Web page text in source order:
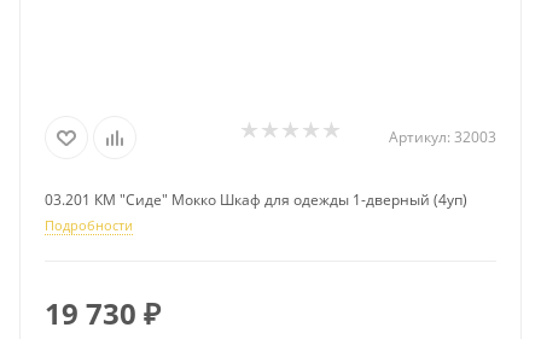
Артикул: 32003
03.201 КМ "Сиде" Мокко Шкаф для одежды 1-дверный (4уп)
Подробности
19 730 ₽